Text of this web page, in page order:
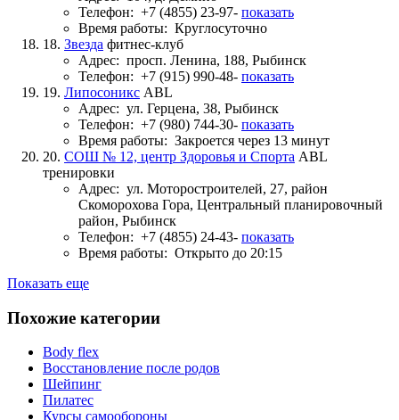
Телефон: +7 (4855) 23-97- показать
Время работы: Круглосуточно
18. Звезда фитнес-клуб
Адрес: просп. Ленина, 188, Рыбинск
Телефон: +7 (915) 990-48- показать
19. Липосоникс ABL
Адрес: ул. Герцена, 38, Рыбинск
Телефон: +7 (980) 744-30- показать
Время работы: Закроется через 13 минут
20. СОШ № 12, центр Здоровья и Спорта ABL
тренировки
Адрес: ул. Моторостроителей, 27, район
Скоморохова Гора, Центральный планировочный
район, Рыбинск
Телефон: +7 (4855) 24-43- показать
Время работы: Открыто до 20:15
Показать еще
Похожие категории
Body flex
Восстановление после родов
Шейпинг
Пилатес
Курсы самообороны